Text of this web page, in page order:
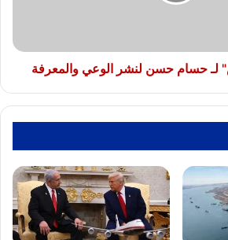
لـ حسام حسن لنشر الوعي والمعرفة